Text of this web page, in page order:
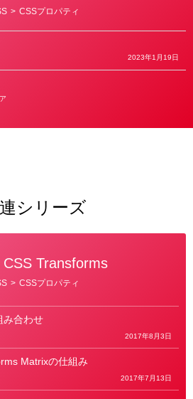
> CSSプロパティ
2023年1月19日
シリーズ
Transforms
> CSSプロパティ
み合わせ
2017年8月3日
Matrixの仕組み
2017年7月13日